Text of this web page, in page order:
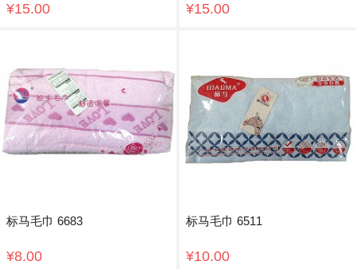
¥15.00 ¥15.00
标马毛巾 6683
¥8.00
标马毛巾 6511
¥10.00